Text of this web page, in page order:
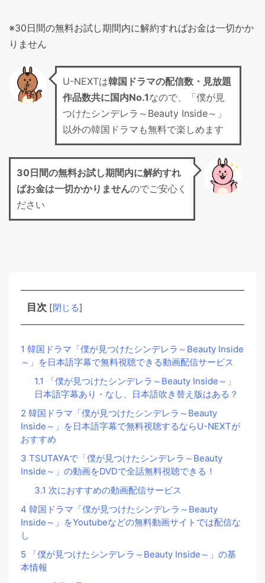
※30日間の無料お試し期間内に解約すればお金は一切かか
りません
U-NEXTは韓国ドラマの配信数・見放題
作品数共に国内No.1なので、「僕が見
つけたシンデレラ～Beauty Inside～」
以外の韓国ドラマも無料で楽しめます
30日間の無料お試し期間内に解約すれ
ばお金は一切かかりませんのでご安心く
ださい
目次 [閉じる]
1 韓国ドラマ「僕が見つけたシンデレラ～Beauty Inside
～」を日本語字幕で無料視聴できる動画配信サービス
1.1 「僕が見つけたシンデレラ～Beauty Inside～」
日本語字幕あり・なし、日本語吹き替え版はある？
2 韓国ドラマ「僕が見つけたシンデレラ～Beauty
Inside～」を日本語字幕で無料視聴するならU-NEXTが
おすすめ
3 TSUTAYAで「僕が見つけたシンデレラ～Beauty
Inside～」の動画をDVDで全話無料視聴できる！
3.1 次におすすめの動画配信サービス
4 韓国ドラマ「僕が見つけたシンデレラ～Beauty
Inside～」をYoutubeなどの無料動画サイトでは配信な
し
5 「僕が見つけたシンデレラ～Beauty Inside～」の基
本情報